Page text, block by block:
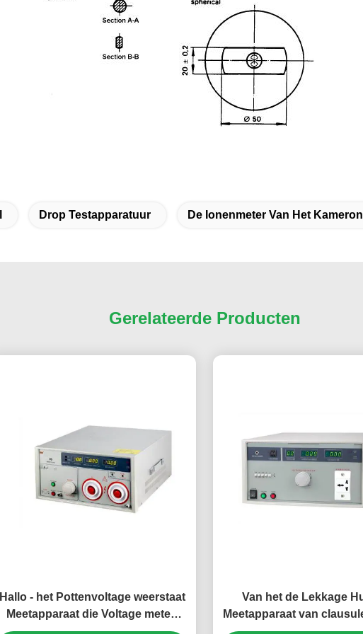
Drop Testapparatuur De Ionenmeter Van Het
Gerelateerde Producten
Hallo - het Pottenvoltage weerstaat
Meetapparaat die Voltage meten
weerstaat Sterkte
Van het de Lekkage
Meetapparaat van
de Outputstroom